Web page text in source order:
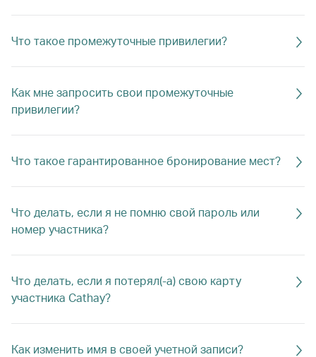
Что такое промежуточные привилегии?
Как мне запросить свои промежуточные
привилегии?
Что такое гарантированное бронирование мест?
Что делать, если я не помню свой пароль или
номер участника?
Что делать, если я потерял(-а) свою карту
участника Cathay?
Как изменить имя в своей учетной записи?